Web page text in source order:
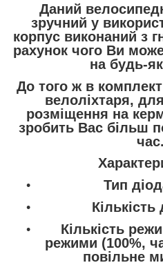
Даний
зручний у
корпус виконаний з
рахунок чого Ви
на будь-
До того ж в
велоліхтаря,
розміщення на
зробить Вас більш
Тип
Кількість
Кількість
режими (100%,
повільне